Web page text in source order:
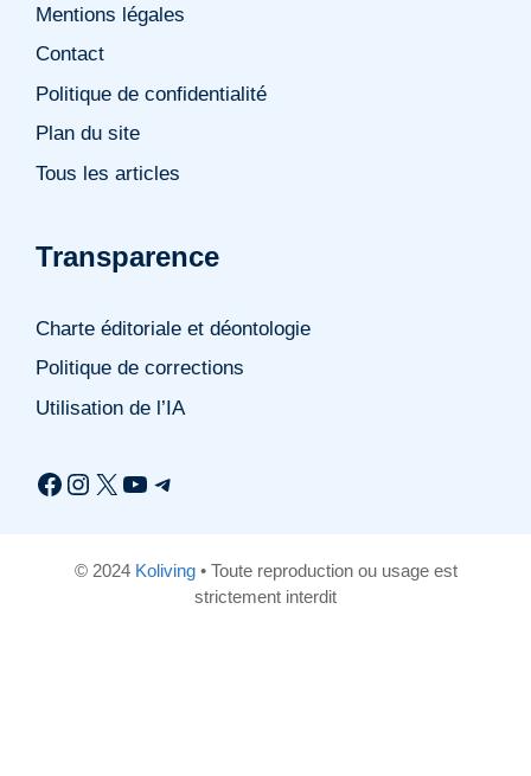
Mentions légales
Contact
Politique de confidentialité
Plan du site
Tous les articles
Transparence
Charte éditoriale et déontologie
Politique de corrections
Utilisation de l’IA
Facebook
Instagram
X YouTube
Telegram
© 2024 Koliving• Toute reproduction ou usage est
strictement interdit